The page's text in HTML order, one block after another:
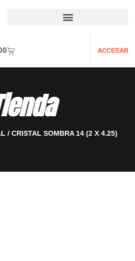
ACCESAR
/ CRISTAL SOMBRA 14 (2 X 4.25)